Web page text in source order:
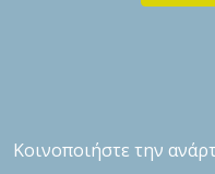
Κοινοποιήστε την